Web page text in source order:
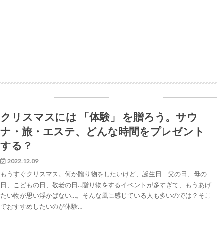
クリスマスには 「体験」 を贈ろう。サウ
ナ・旅・エステ、どんな時間をプレゼント
する？
2022.12.09
もうすぐクリスマス。何か贈り物をしたいけど、誕生日、父の日、母の
日、こどもの日、敬老の日…贈り物をするイベントが多すぎて、もうあげ
たい物が思い浮かばない…。そんな風に感じている人も多いのでは？そこ
でおすすめしたいのが体験…